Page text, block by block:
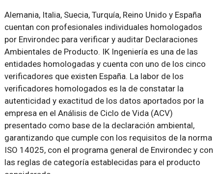
Alemania, Italia, Suecia, Turquía, Reino Unido y España
cuentan con profesionales individuales homologados
por Environdec para verificar y auditar Declaraciones
Ambientales de Producto. IK Ingeniería es una de las
entidades homologadas y cuenta con uno de los cinco
verificadores que existen España. La labor de los
verificadores homologados es la de constatar la
autenticidad y exactitud de los datos aportados por la
empresa en el Análisis de Ciclo de Vida (ACV)
presentado como base de la declaración ambiental,
garantizando que cumple con los requisitos de la norma
ISO 14025, con el programa general de Environdec y con
las reglas de categoría establecidas para el producto